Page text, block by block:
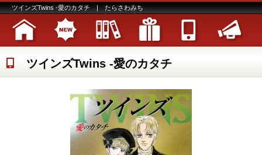
ツインズTwins -愛のカタチ | たらさわみち
ツインズTwins -愛のカタチ